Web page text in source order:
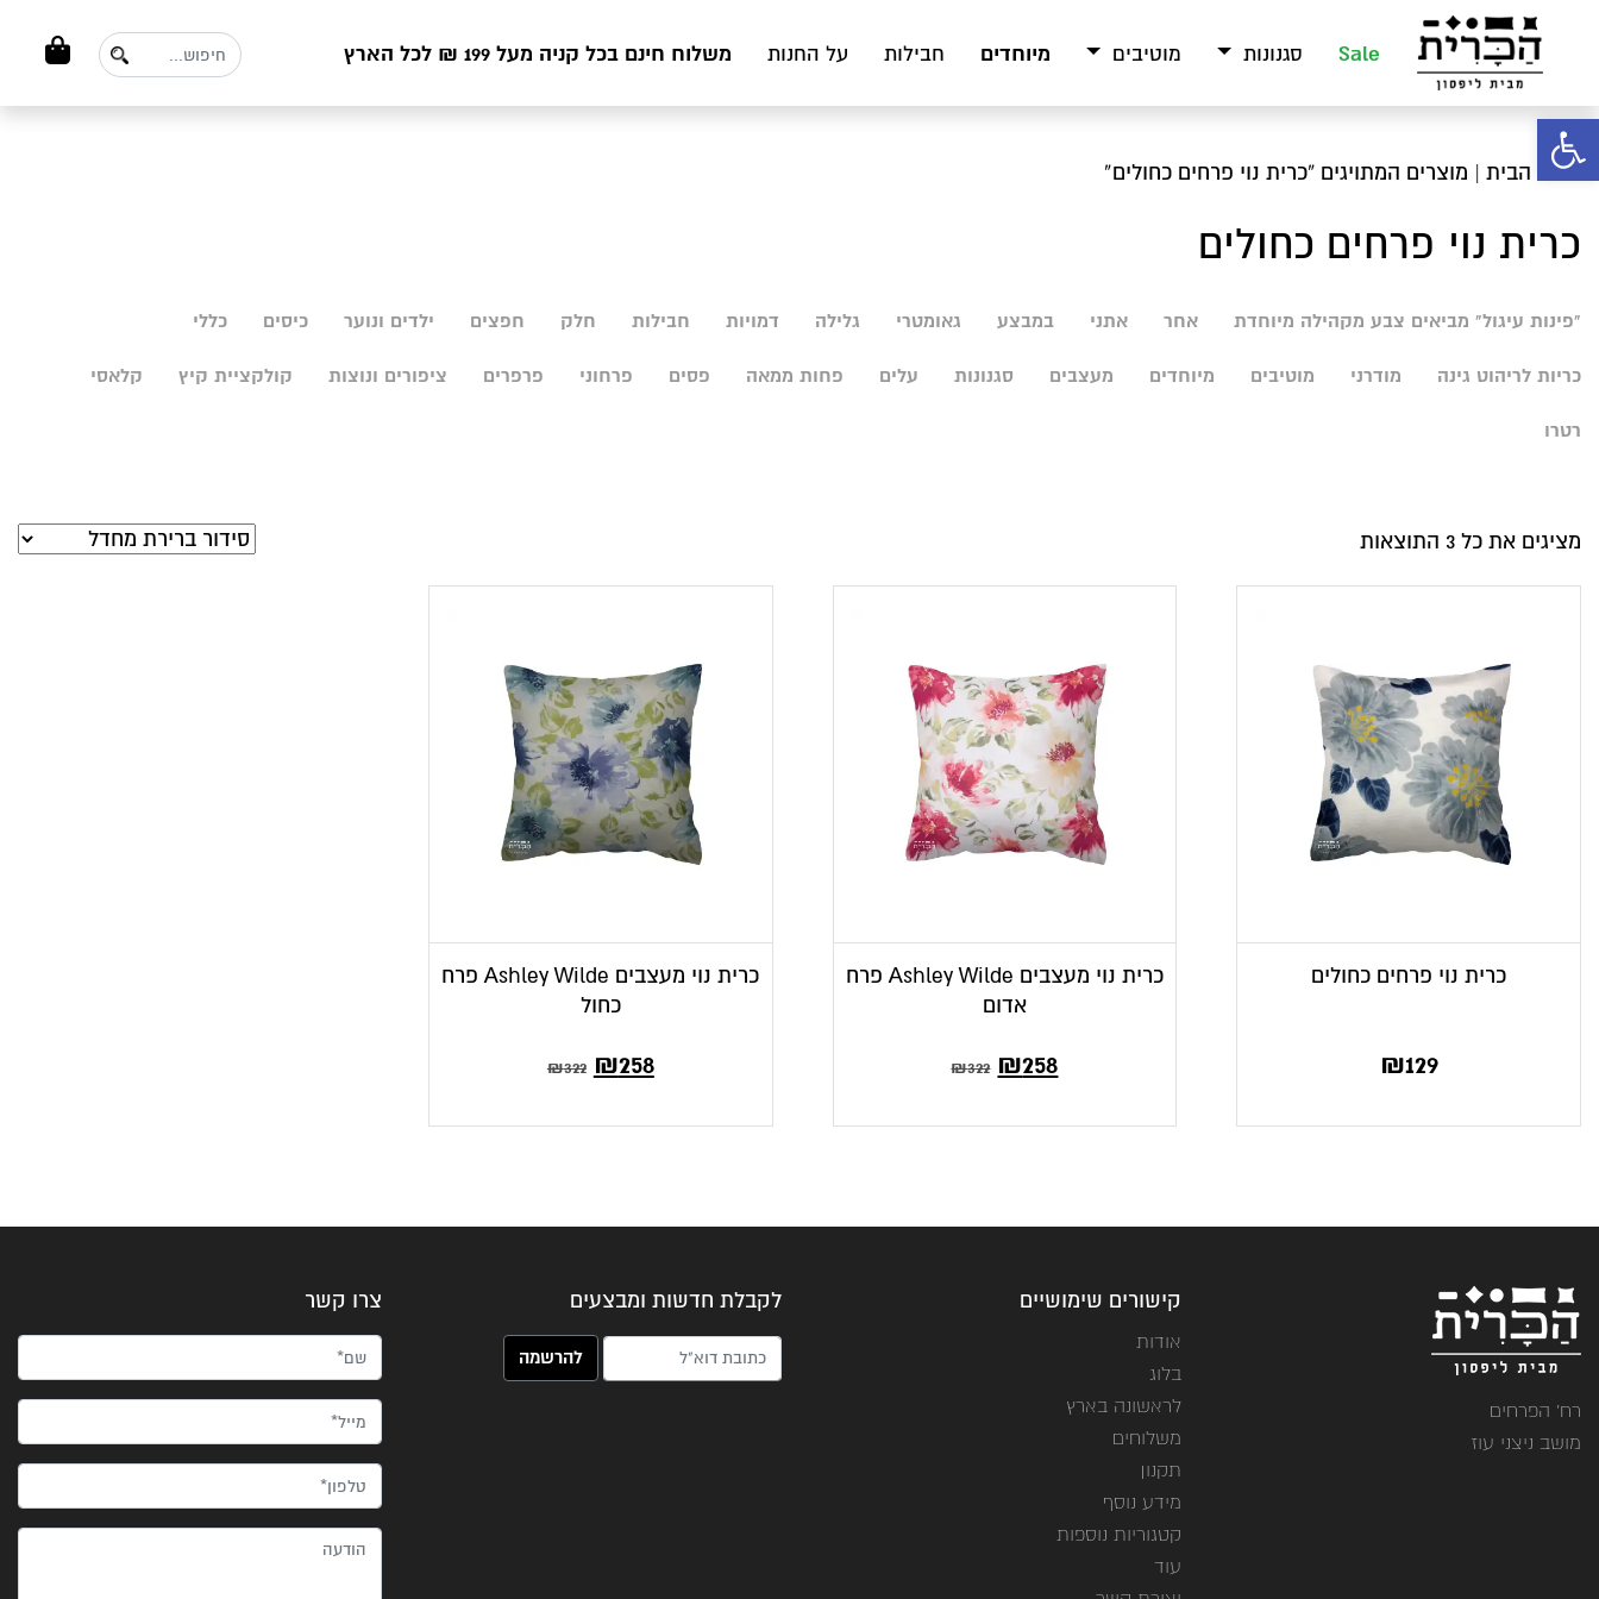
פתח סרגל נגישות
Sale סגנונות מוטיבים מיוחדים חבילות על החנות משלוח חינם בכל קניה מעל 199 ₪ לכל הארץ
עמוד הבית | מוצרים המתויגים “כרית נוי פרחים כחולים”
כרית נוי פרחים כחולים
"פינות עיגול" מביאים צבע מקהילה מיוחדת אחר אתני במבצע גאומטרי גלילה דמויות חבילות חלק חפצים ילדים ונוער כיסים כללי
כריות לריהוט גינה מודרני מוטיבים מיוחדים מעצבים סגנונות עלים פחות ממאה פסים פרחוני פרפרים ציפורים ונוצות קולקציית קיץ קלאסי
רטרו
מציגים את כל ⁦3⁩ התוצאות
כרית נוי פרחים כחולים
₪129
כרית נוי מעצבים Ashley Wilde פרח
אדום
₪322 ₪258
כרית נוי מעצבים Ashley Wilde פרח
כחול
₪322 ₪258
רח' הפרחים
מושב ניצני עוז
קישורים שימושיים
אודות
בלוג
לראשונה בארץ
משלוחים
תקנון
מידע נוסף
קטגוריות נוספות
עוד
לקבלת חדשות ומבצעים
האימייל שלך (חובה)
צרו קשר
שם*
מייל*
טלפון*
הודעה